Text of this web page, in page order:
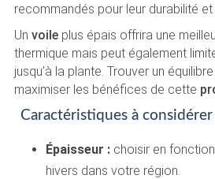
recommandés pour leur durabilité
Un voileplus épais offrira une
thermique mais peut également
jusqu’à la plante. Trouver un
maximiser les bénéfices de cette
Caractéristiques à considérer
Épaisseur :choisir en
hivers dans votre région.